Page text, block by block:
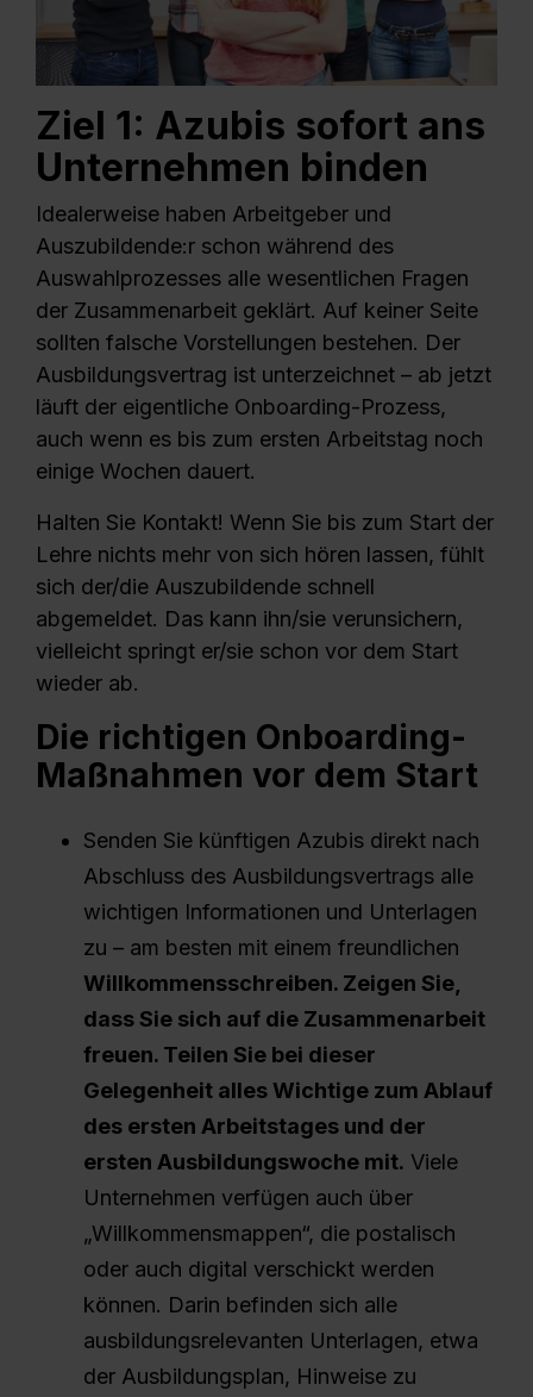
Ziel 1: Azubis sofort ans
Unternehmen binden
Idealerweise haben Arbeitgeber und
Auszubildende:r schon während des
Auswahlprozesses alle wesentlichen Fragen
der Zusammenarbeit geklärt. Auf keiner Seite
sollten falsche Vorstellungen bestehen. Der
Ausbildungsvertrag ist unterzeichnet – ab jetzt
läuft der eigentliche Onboarding-Prozess,
auch wenn es bis zum ersten Arbeitstag noch
einige Wochen dauert.
Halten Sie Kontakt! Wenn Sie bis zum Start der
Lehre nichts mehr von sich hören lassen, fühlt
sich der/die Auszubildende schnell
abgemeldet. Das kann ihn/sie verunsichern,
vielleicht springt er/sie schon vor dem Start
wieder ab.
Die richtigen Onboarding-
Maßnahmen vor dem Start
Senden Sie künftigen Azubis direkt nach
Abschluss des Ausbildungsvertrags alle
wichtigen Informationen und Unterlagen
zu – am besten mit einem freundlichen
Willkommensschreiben. Zeigen Sie,
dass Sie sich auf die Zusammenarbeit
freuen. Teilen Sie bei dieser
Gelegenheit alles Wichtige zum Ablauf
des ersten Arbeitstages und der
ersten Ausbildungswoche mit. Viele
Unternehmen verfügen auch über
„Willkommensmappen“, die postalisch
oder auch digital verschickt werden
können. Darin befinden sich alle
ausbildungsrelevanten Unterlagen, etwa
der Ausbildungsplan, Hinweise zu